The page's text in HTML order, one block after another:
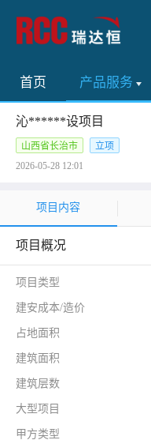
首页 产品服务
沁******设项目
山西省长治市
立项
2026-05-28 12:01
项目内容
项目概况
项目类型
建安成本/造价
占地面积
建筑面积
建筑层数
大型项目
甲方类型